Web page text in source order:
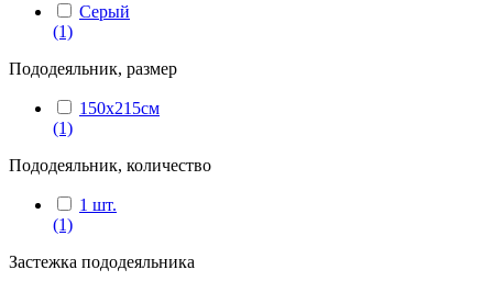
Серый
(1)
Пододеяльник, размер
150x215см
(1)
Пододеяльник, количество
1 шт.
(1)
Застежка пододеяльника